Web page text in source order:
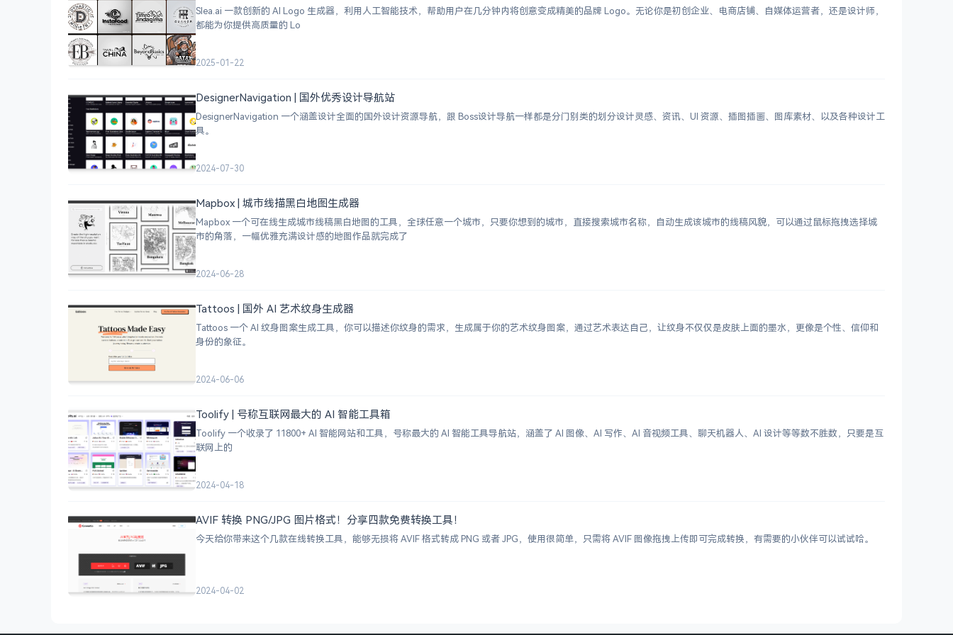
Slea.ai 一款创新的 AI Logo 生成器，利用人工智能技术，帮助用户在几分钟内将创意变成精美的品牌 Logo。无论你是初创企业、电商店铺、自媒体运营者，还是设计师，
都能为你提供高质量的 Lo
2025-01-22
DesignerNavigation | 国外优秀设计导航站
DesignerNavigation 一个涵盖设计全面的国外设计资源导航，跟 Boss设计导航一样都是分门别类的划分设计灵感、资讯、UI 资源、插图插画、图库素材、以及各种设计工
具。
2024-07-30
Mapbox | 城市线描黑白地图生成器
Mapbox 一个可在线生成城市线稿黑白地图的工具，全球任意一个城市，只要你想到的城市，直接搜索城市名称，自动生成该城市的线稿风貌，可以通过鼠标拖拽选择城
市的角落，一幅优雅充满设计感的地图作品就完成了
2024-06-28
Tattoos | 国外 AI 艺术纹身生成器
Tattoos 一个 AI 纹身图案生成工具，你可以描述你纹身的需求，生成属于你的艺术纹身图案，通过艺术表达自己，让纹身不仅仅是皮肤上面的墨水，更像是个性、信仰和
身份的象征。
2024-06-06
Toolify | 号称互联网最大的 AI 智能工具箱
Toolify 一个收录了 11800+ AI 智能网站和工具，号称最大的 AI 智能工具导航站，涵盖了 AI 图像、AI 写作、AI 音视频工具、聊天机器人、AI 设计等等数不胜数，只要是互
联网上的
2024-04-18
AVIF 转换 PNG/JPG 图片格式！分享四款免费转换工具！
今天给你带来这个几款在线转换工具，能够无损将 AVIF 格式转成 PNG 或者 JPG，使用很简单，只需将 AVIF 图像拖拽上传即可完成转换，有需要的小伙伴可以试试哈。
2024-04-02